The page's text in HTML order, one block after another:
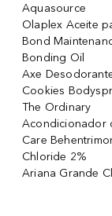
Aquasource
Olaplex Aceite
Bond
Bonding Oil
Axe
Cookies
The Ordinary
Acondicionador
Care
Chloride 2%
Ariana Grande